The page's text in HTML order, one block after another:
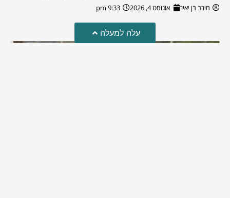
מירב בן יאיר אוגוסט 4, 2026 9:33 pm
עלה למעלה